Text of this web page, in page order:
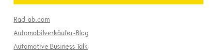
Rad-ab.com
Automobilverkäufer-Blog
Automotive Business Talk